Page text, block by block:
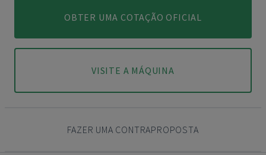
OBTER UMA COTAÇÃO OFICIAL
VISITE A MÁQUINA
FAZER UMA CONTRAPROPOSTA